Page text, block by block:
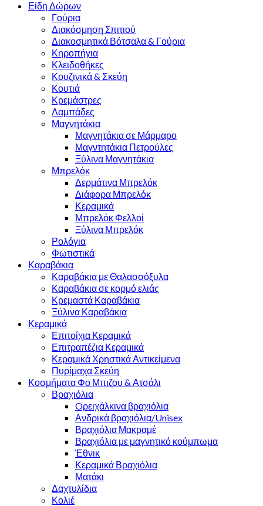
Είδη Δώρων
Γούρια
Διακόσμηση Σπιτιού
Διακοσμητικά Βότσαλα & Γούρια
Κηροπήγια
Κλειδοθήκες
Κουζινικά & Σκεύη
Κουτιά
Κρεμάστρες
Λαμπάδες
Μαγνητάκια
Μαγνητάκια σε Μάρμαρο
Μαγντητάκια Πετρούλες
Ξύλινα Μαγνητάκια
Μπρελόκ
Δερμάτινα Μπρελόκ
Διάφορα Μπρελόκ
Κεραμικά
Μπρελόκ Φελλοί
Ξύλινα Μπρελόκ
Ρολόγια
Φωτιστικά
Καραβάκια
Καραβάκια με Θαλασσόξυλα
Καραβάκια σε κορμό ελιάς
Κρεμαστά Καραβάκια
Ξύλινα Καραβάκια
Κεραμικά
Επιτοίχια Κεραμικά
Επιτραπέζια Κεραμικά
Κεραμικά Χρηστικά Αντικείμενα
Πυρίμαχα Σκεύη
Κοσμήματα Φο Μπιζου & Ατσάλι
Βραχιόλια
Oρειχάλκινα βραχιόλια
Ανδρικά βραχιόλια/Unisex
Βραχιόλια Μακραμέ
Βραχιόλια με μαγνητικό κούμπωμα
Έθνικ
Κεραμικά Βραχιόλια
Ματάκι
Δαχτυλίδια
Κολιέ